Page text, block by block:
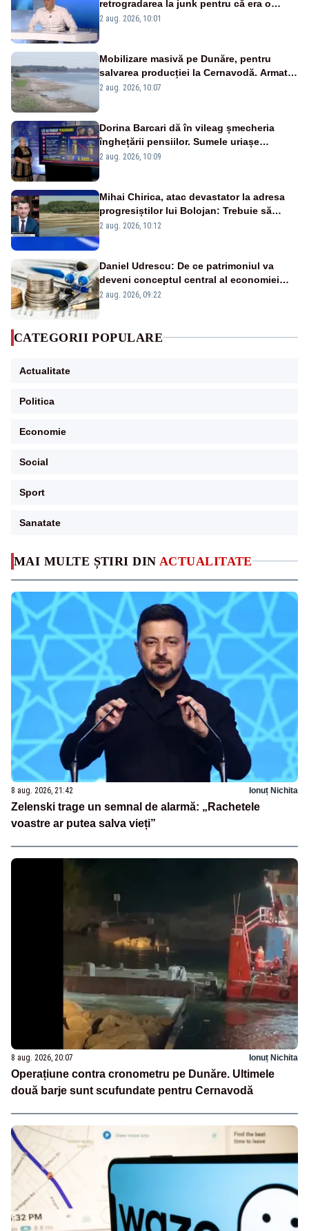
MAI MULTE ȘTIRI DIN ACTUALITATE
8 aug. 2026, 21:42 Ionuț Nichita
Zelenski trage un semnal de alarmă: „Rachetele
voastre ar putea salva vieți”
8 aug. 2026, 20:07 Ionuț Nichita
Operațiune contra cronometru pe Dunăre. Ultimele
două barje sunt scufundate pentru Cernavodă
retrogradarea la junk pentru că era o
catastrofă pentru bănci și fondurile de
2 aug. 2026, 10:01
Mobilizare masivă pe Dunăre, pentru
salvarea producției la Cernavodă. Armata
va detona o stâncă și va devia apa
2 aug. 2026, 10:07
Dorina Barcari dă în vileag șmecheria
înghețării pensiilor. Sumele uriașe
pierdute de fiecare român
2 aug. 2026, 10:09
Mihai Chirica, atac devastator la adresa
progresiștilor lui Bolojan: Trebuie să
protejăm și natura, dar nu șținem omaneii
2 aug. 2026, 10:12
Daniel Udrescu: De ce patrimoniul va
deveni conceptul central al economiei
viitoare?
2 aug. 2026, 09:22
CATEGORII POPULARE
Actualitate
Politica
Economie
Social
Sport
Sanatate